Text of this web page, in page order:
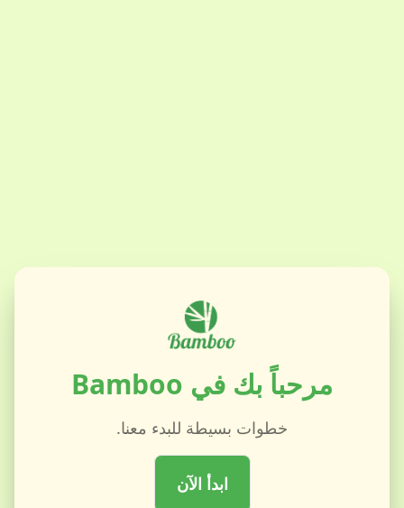
مرحباً بك في Bamboo
خطوات بسيطة للبدء معنا.
ابدأ الآن